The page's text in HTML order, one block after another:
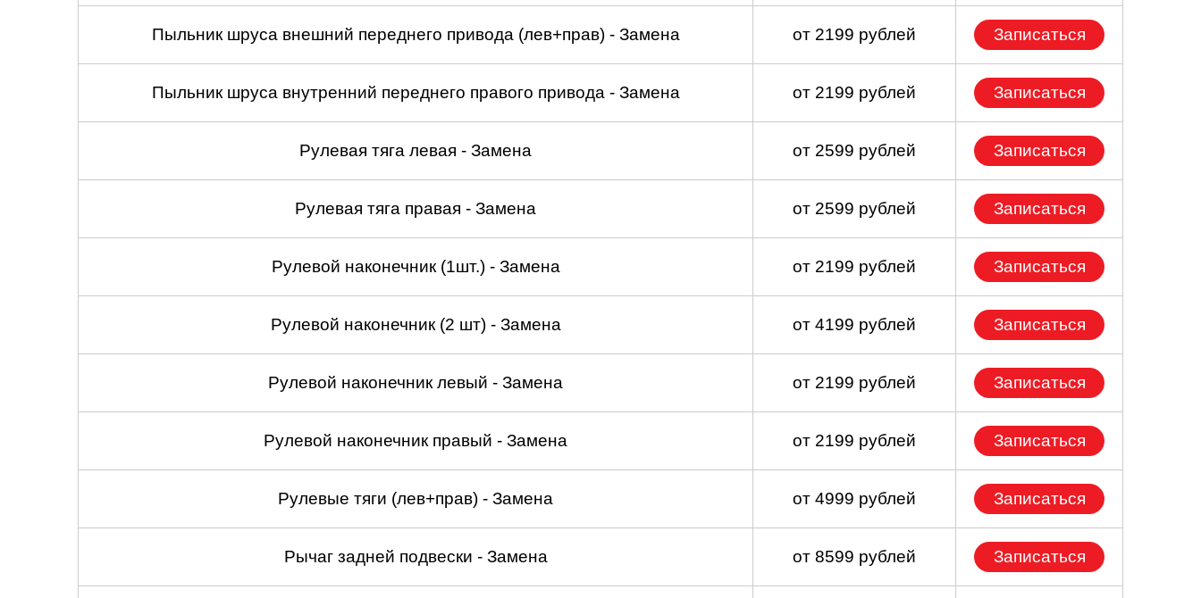
Пыльник шруса внешний переднего привода (лев+прав) - Замена от 2199 рублей Записаться
Пыльник шруса внутренний переднего правого привода - Замена от 2199 рублей Записаться
Рулевая тяга левая - Замена от 2599 рублей Записаться
Рулевая тяга правая - Замена от 2599 рублей Записаться
Рулевой наконечник (1шт.) - Замена от 2199 рублей Записаться
Рулевой наконечник (2 шт) - Замена от 4199 рублей Записаться
Рулевой наконечник левый - Замена от 2199 рублей Записаться
Рулевой наконечник правый - Замена от 2199 рублей Записаться
Рулевые тяги (лев+прав) - Замена от 4999 рублей Записаться
Рычаг задней подвески - Замена от 8599 рублей Записаться